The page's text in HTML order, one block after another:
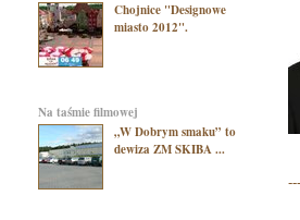
Chojnice "Designowe
miasto 2012".
na taśmie filmowej
„W Dobrym smaku” to
dewiza ZM SKIBA ...